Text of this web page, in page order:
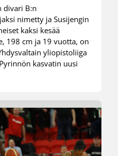
divari B:n
nimetty ja Susijengin
kaksi kesää
198 cm ja 19 vuotta, on
yliopistoliiga
kasvatin uusi